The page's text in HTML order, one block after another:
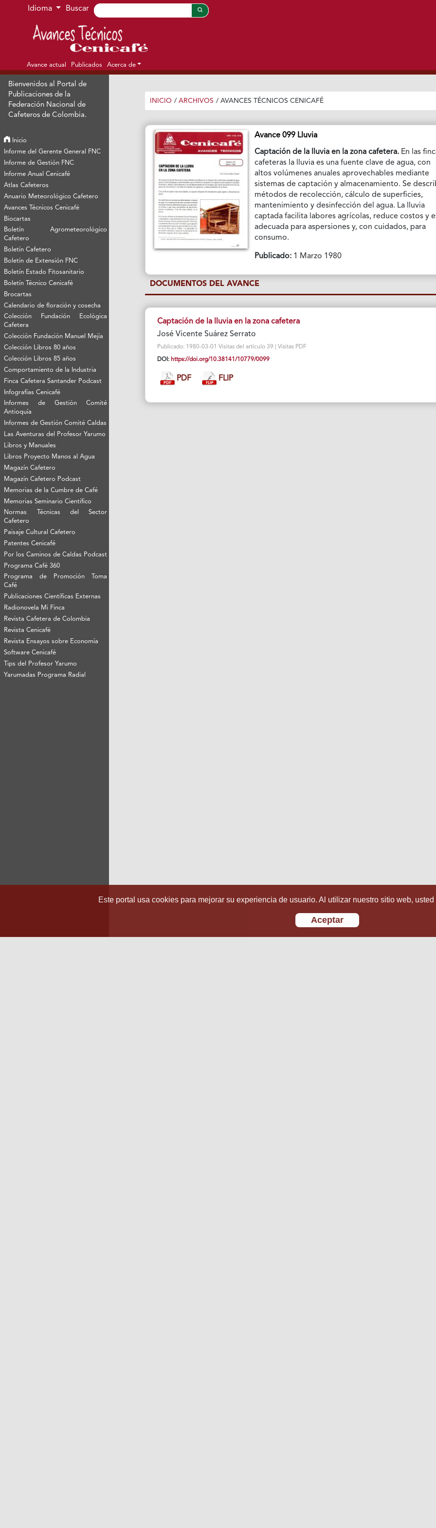
Ir al menú de navegación principal
Ir al contenido principal
Ir al pie de página del sitio
Idioma Buscar
Avance actual Publicados Acerca de
Bienvenidos al Portal de
Publicaciones de la
Federación Nacional de
Cafeteros de Colombia.
Inicio
Informe del Gerente General FNC
Informe de Gestión FNC
Informe Anual Cenicafé
Atlas Cafeteros
Anuario Meteorológico Cafetero
Avances Técnicos Cenicafé
Biocartas
Boletín Agrometeorológico
Cafetero
Boletín Cafetero
Boletín de Extensión FNC
Boletín Estado Fitosanitario
Boletín Técnico Cenicafé
Brocartas
Calendario de floración y cosecha
Colección Fundación Ecológica
Cafetera
Colección Fundación Manuel Mejía
Colección Libros 80 años
Colección Libros 85 años
Comportamiento de la Industria
Finca Cafetera Santander Podcast
Infografías Cenicafé
Informes de Gestión Comité
Antioquía
Informes de Gestión Comité Caldas
Las Aventuras del Profesor Yarumo
Libros y Manuales
Libros Proyecto Manos al Agua
Magazín Cafetero
Magazín Cafetero Podcast
Memorias de la Cumbre de Café
Memorias Seminario Científico
Normas Técnicas del Sector
Cafetero
Paisaje Cultural Cafetero
Patentes Cenicafé
Por los Caminos de Caldas Podcast
Programa Café 360
Programa de Promoción Toma
Café
Publicaciones Científicas Externas
Radionovela Mi Finca
Revista Cafetera de Colombia
Revista Cenicafé
Revista Ensayos sobre Economía
Software Cenicafé
Tips del Profesor Yarumo
Yarumadas Programa Radial
INICIO / ARCHIVOS / AVANCES TÉCNICOS CENICAFÉ
Avance 099 Lluvia
Captación de la lluvia en la zona cafetera. En las
cafeteras la lluvia es una fuente clave de agua, con
altos volúmenes anuales aprovechables mediante
sistemas de captación y almacenamiento. Se
métodos de recolección, cálculo de superficies,
mantenimiento y desinfección del agua. La lluvia
captada facilita labores agrícolas, reduce costos y
adecuada para aspersiones y, con cuidados, para
consumo.
Publicado: 1 Marzo 1980
DOCUMENTOS DEL AVANCE
Captación de la lluvia en la zona cafetera
José Vicente Suárez Serrato
Publicado: 1980-03-01 Visitas del artículo 39 | Visitas PDF
DOI: https://doi.org/10.38141/10779/0099
PDF FLIP
Este portal usa cookies para mejorar su experiencia de usuario. Al utilizar nuestro sitio web,
Aceptar